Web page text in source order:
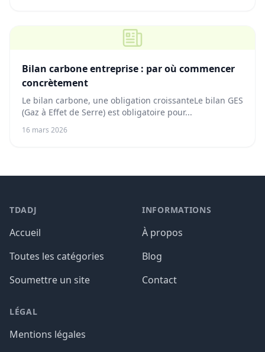
Bilan carbone entreprise : par où commencer
concrètement
Le bilan carbone, une obligation croissanteLe bilan GES
(Gaz à Effet de Serre) est obligatoire pour...
16 mars 2026
TDADJ
Accueil
Toutes les catégories
Soumettre un site
INFORMATIONS
À propos
Blog
Contact
LÉGAL
Mentions légales